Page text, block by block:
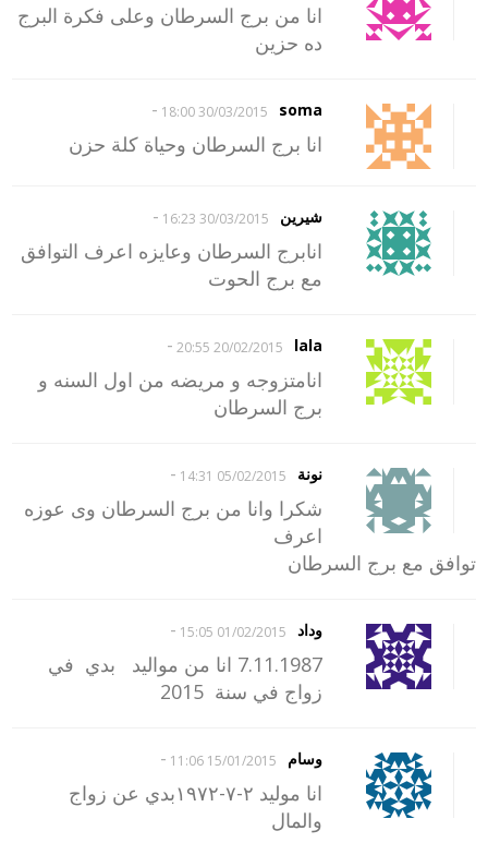
انا من برج السرطان وعلى فكرة البرج
ده حزين
soma
30/03/2015 18:00
-
انا برج السرطان وحياة كلة حزن
شيرين 30/03/2015 16:23
-
انابرج السرطان وعايزه اعرف التوافق
مع برج الحوت
lala
20/02/2015 20:55
-
انامتزوجه و مريضه من اول السنه و
برج السرطان
نونة 05/02/2015 14:31
-
شكرا وانا من برج السرطان وى عوزه
اعرف
توافق مع برج السرطان
وداد 01/02/2015 15:05
-
7.11.1987 انا من مواليد بدي في
زواج في سنة 2015
وسام 15/01/2015 11:06
-
انا موليد ٢-٧-١٩٧٢بدي عن زواج
والمال